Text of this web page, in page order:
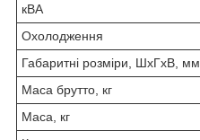
кВA
Охолодження
Габаритні розміри, ШxГxВ, мм
Маса брутто, кг
Маса, кг